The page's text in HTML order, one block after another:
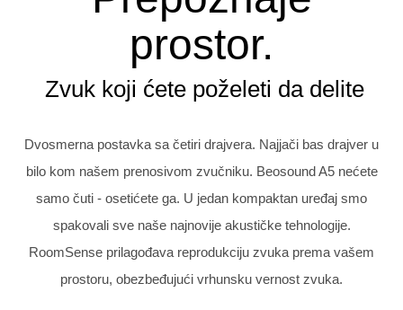
prostor.
Zvuk koji ćete poželeti da delite
Dvosmerna postavka sa četiri drajvera. Najjači bas drajver u
bilo kom našem prenosivom zvučniku. Beosound A5 nećete
samo čuti - osetićete ga. U jedan kompaktan uređaj smo
spakovali sve naše najnovije akustičke tehnologije.
RoomSense prilagođava reprodukciju zvuka prema vašem
prostoru, obezbeđujući vrhunsku vernost zvuka.